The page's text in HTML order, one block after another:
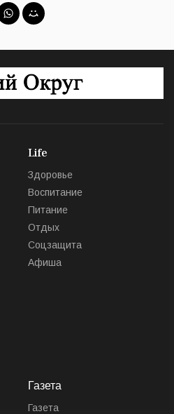
Life
Здоровье
Воспитание
Питание
Отдых
Соцзащита
Афиша
Газета
Газета